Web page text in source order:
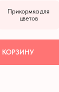
Прикормка для
цветов
КОРЗИНУ
ДОБАВИТЬ